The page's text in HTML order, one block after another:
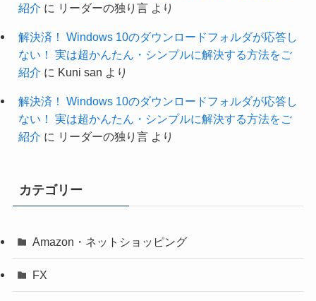
紹介 に リーダーの独り言より
解決済！ Windows 10のダウンロードフォルダが応答し
ない！ 実は超かんたん・シンプルに解決する方法をご
紹介 に Kuni san より
解決済！ Windows 10のダウンロードフォルダが応答し
ない！ 実は超かんたん・シンプルに解決する方法をご
紹介 に リーダーの独り言より
カテゴリー
Amazon・ネットショッピング
FX